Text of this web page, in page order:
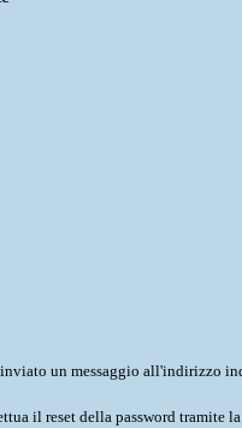
un messaggio all'indirizzo
il reset della password tramite la